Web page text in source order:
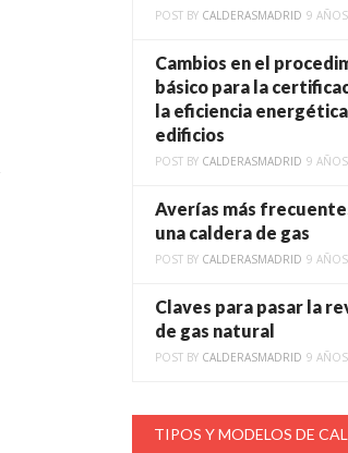
POST BY CALDERASMADRID 9
Cambios en el
básico para la
la eficiencia
edificios
POST BY CALDERASMADRID 9
Averías más
una caldera de gas
POST BY CALDERASMADRID 9
Claves para pasar la
de gas natural
POST BY CALDERASMADRID 9
TIPOS Y MODELOS DE